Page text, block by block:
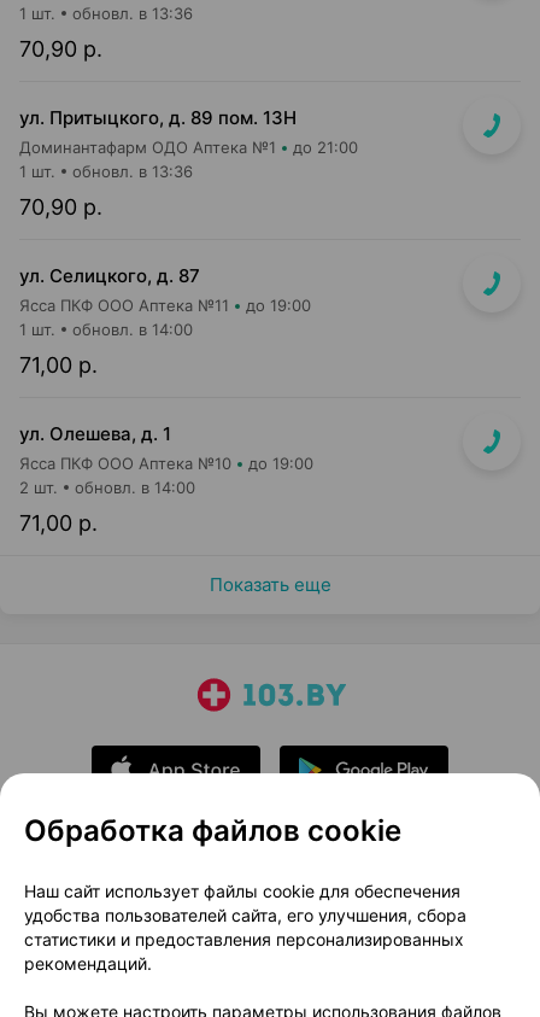
70,90 р.
1 шт. обновл. в 13:36
ул. Притыцкого, д. 89 пом. 13Н
Доминантафарм ОДО Аптека №1 до 21:00
70,90 р.
1 шт. обновл. в 13:36
ул. Селицкого, д. 87
Ясса ПКФ ООО Аптека №11 до 19:00
71,00 р.
1 шт. обновл. в 14:00
ул. Олешева, д. 1
Ясса ПКФ ООО Аптека №10 до 19:00
71,00 р.
2 шт. обновл. в 14:00
Показать еще
О проекте
Новости проекта
Размещение рекламы
Медицинский маркетинг
Публичный договор
Доставка
Обработка файлов cookie
Наш сайт использует файлы cookie для обеспечения
удобства пользователей сайта, его улучшения, сбора
статистики и предоставления персонализированных
рекомендаций.
Вы можете настроить параметры использования файлов